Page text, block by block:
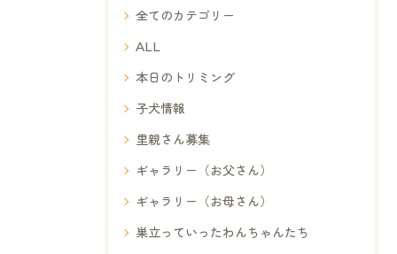
全てのカテゴリー
ALL
本日のトリミング
子犬情報
里親さん募集
ギャラリー（お父さん）
ギャラリー（お母さん）
巣立っていったわんちゃんたち